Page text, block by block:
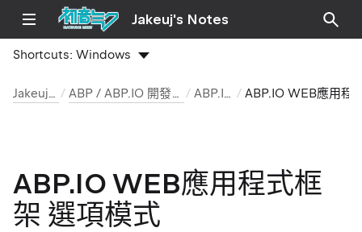
Jakeuj's Notes
Shortcuts:Windows
Jakeuj 筆記本 ABP / ABP.IO 開發環境與安裝筆記 ABP.IO 文章
ABP.IO WEB應用程式框
架 選項模式